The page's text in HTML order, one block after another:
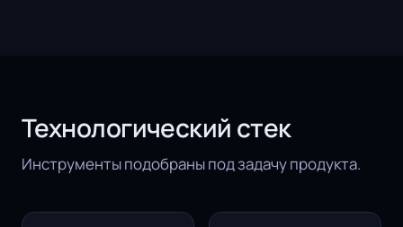
Технологический стек
Инструменты подобраны под задачу продукта.